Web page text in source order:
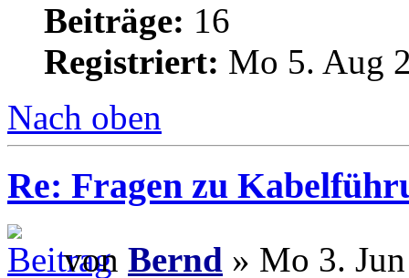
Beiträge: 16
Registriert: Mo 5. Aug
Nach oben
Re: Fragen zu
von Bernd » Mo 3.